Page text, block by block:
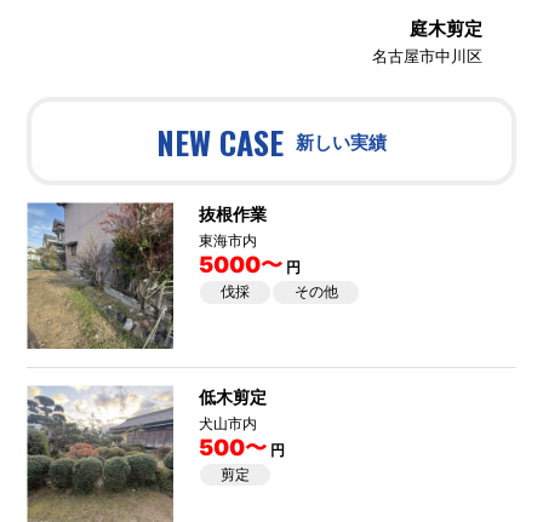
庭木剪定
名古屋市中川区
NEW CASE 新しい実績
抜根作業
東海市内
5000〜円
伐採 その他
低木剪定
犬山市内
500〜円
剪定